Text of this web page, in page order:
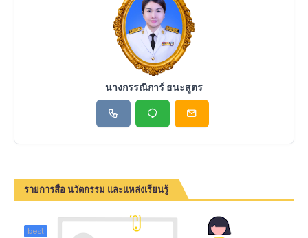
นางกรรณิการ์ ธนะสูตร
รายการสื่อ นวัตกรรม และแหล่งเรียนรู้
best